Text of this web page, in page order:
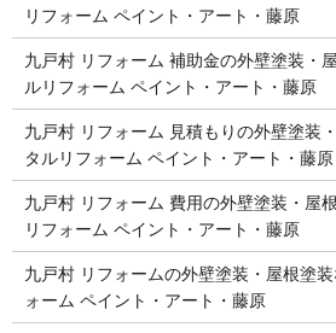
リフォーム ペイント・アート・藤原
九戸村 リフォーム 補助金の外壁塗装・
ルリフォーム ペイント・アート・藤原
九戸村 リフォーム 見積もりの外壁塗装
タルリフォーム ペイント・アート・藤原
九戸村 リフォーム 費用の外壁塗装・屋
リフォーム ペイント・アート・藤原
九戸村 リフォームの外壁塗装・屋根塗
ォーム ペイント・アート・藤原